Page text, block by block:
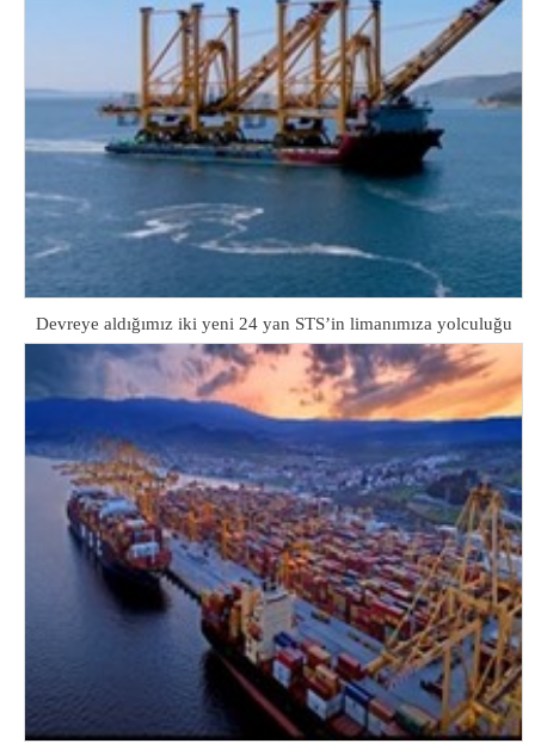
Devreye aldığımız iki yeni 24 yan STS’in limanımıza yolculuğu